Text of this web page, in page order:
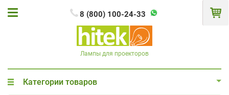
8 (800) 100-24-33
Лампы для проекторов
Категории товаров